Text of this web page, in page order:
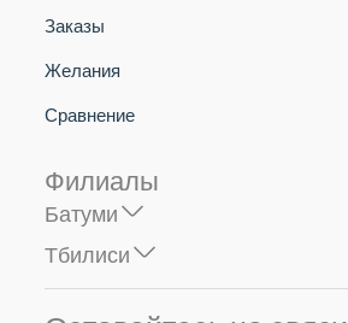
Заказы
Желания
Сравнение
Филиалы
Батуми
Тбилиси